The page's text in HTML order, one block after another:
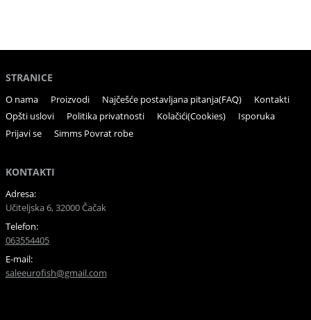
STRANICE
O nama Proizvodi Najčešće postavljana pitanja(FAQ)
Kontakti
Opšti uslovi
Politika privatnosti Kolačići(Cookies)
Isporuka
Prijavi se
Simms Povrat robe
KONTAKTI
Adresa:
Učiteljska 6, 32000 Čačak
Telefon:
063554405
E-mail:
saleeurofish@gmail.com